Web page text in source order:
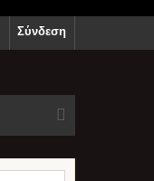
Σύνδεση